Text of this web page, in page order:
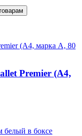
Premier (А4,